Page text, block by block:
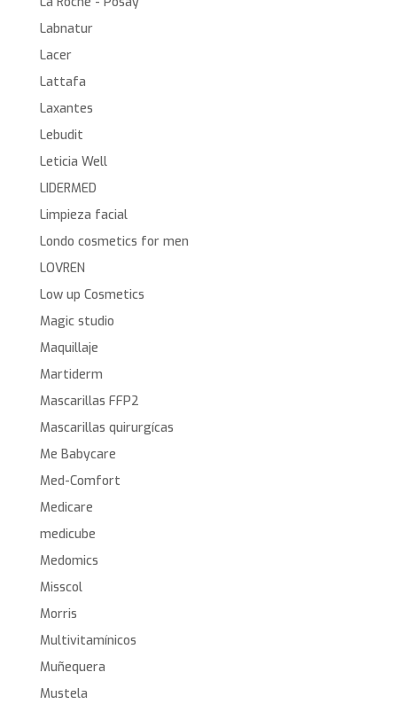
Labnatur
Lacer
Lattafa
Laxantes
Lebudit
Leticia Well
LIDERMED
Limpieza facial
Londo cosmetics for men
LOVREN
Low up Cosmetics
Magic studio
Maquillaje
Martiderm
Mascarillas FFP2
Mascarillas quirurgícas
Me Babycare
Med-Comfort
Medicare
medicube
Medomics
Misscol
Morris
Multivitamínicos
Muñequera
Mustela